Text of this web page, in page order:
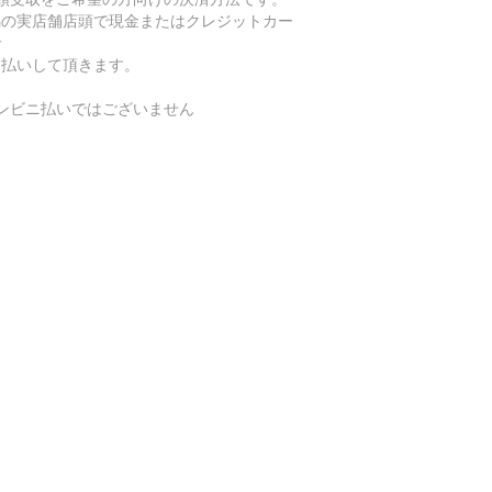
実店舗店頭で現金またはクレジットカー
いして頂きます。
ビニ払いではございません